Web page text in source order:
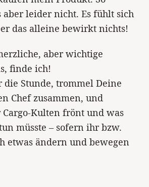
leider nicht. Es fühlt sich
das alleine bewirkt nichts!
aber wichtige
finde ich!
Stunde, trommel Deine
Chef zusammen, und
Kulten frönt und was
müsste – sofern ihr bzw.
etwas ändern und bewegen